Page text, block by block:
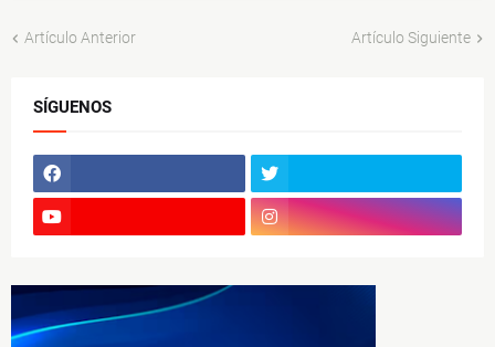
Artículo Anterior Artículo Siguiente
SÍGUENOS